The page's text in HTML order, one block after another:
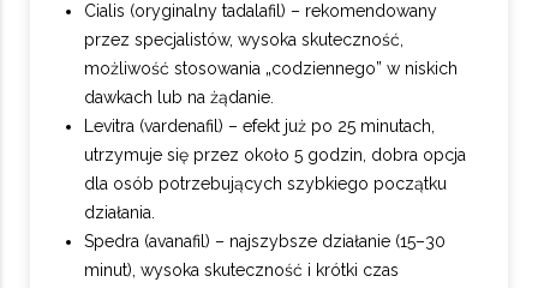
Cialis (oryginalny tadalafil) – rekomendowany
przez specjalistów, wysoka skuteczność,
możliwość stosowania „codziennego” w niskich
dawkach lub na żądanie.
Levitra (vardenafil) – efekt już po 25 minutach,
utrzymuje się przez około 5 godzin, dobra opcja
dla osób potrzebujących szybkiego początku
działania.
Spedra (avanafil) – najszybsze działanie (15–30
minut), wysoka skuteczność i krótki czas